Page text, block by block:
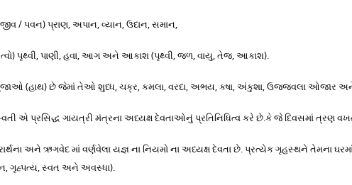
/ પવન) પ્રાણ, અપાન, વ્યાન, ઉદાન, સમાન,
તત્વો) પૃથ્વી, પાણી, હવા, આગ અને આકાશ (પૃથ્વી, જળ, વાયુ, તેજ, આકાશ).
(હાથ) છે જેમાં તેઓ શુધ્ધ, ચક્ર, કમલા, વરદા, અભય, કષા, અંકુશા, ઉજ્જવલા ઓજાર અને
એ પ્રસિદ્ધ ગાયત્રી મંત્રના અધ્યક્ષ દેવતાઓનું પ્રતિનિધિત્વ કરે છે.કે જે દિવસમાં ત્રણ
અને ઋગવેદ માં વર્ણવેલા યજ્ઞ ના નિયમો ના અધ્યક્ષ દેવતા છે. પ્રત્યેક ગૃહસ્થને તેમના
ગૃહ્પત્ય, સ્વત અને અવસ્ધા).